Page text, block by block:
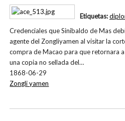
Credenciales que Sinibaldo de Mas
agente del Zongliyamen al visitar la
compra de Macao para que retornara
una copia no sellada del…
1868-06-29
Etiquetas:
Zongli yamen